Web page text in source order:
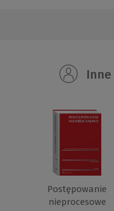
Postępowanie
nieprocesowe